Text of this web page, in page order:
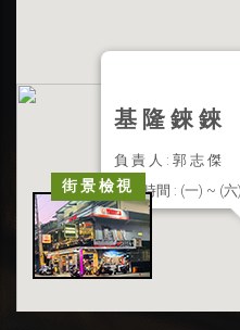
街景檢視
基 隆 錸 錸
負 責 人 : 郭 志 傑
營業時間 : (一) ~ (
聯絡地址 : 基隆市信